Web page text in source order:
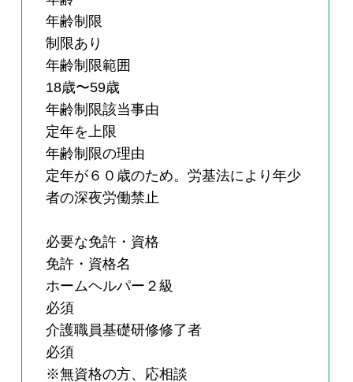
年齢制限
制限あり
年齢制限範囲
18歳〜59歳
年齢制限該当事由
定年を上限
年齢制限の理由
定年が６０歳のため。労基法により年少
者の深夜労働禁止
必要な免許・資格
免許・資格名
ホームヘルパー２級
必須
介護職員基礎研修修了者
必須
※無資格の方、応相談